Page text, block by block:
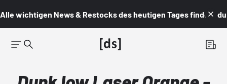
Alle wichtigen News & Restocks des heutigen Tages findest du